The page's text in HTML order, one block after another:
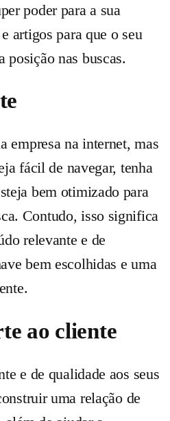
poder para a sua
artigos para que o seu
posição nas buscas.
empresa na internet, mas
fácil de navegar, tenha
bem otimizado para
Contudo, isso significa
relevante e de
bem escolhidas e uma
ao cliente
e de qualidade aos seus
uma relação de